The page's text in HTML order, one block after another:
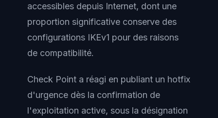
accessibles depuis Internet, dont une
proportion significative conserve des
configurations IKEv1 pour des raisons
de compatibilité.
Check Point a réagi en publiant un hotfix
d'urgence dès la confirmation de
l'exploitation active, sous la désignation